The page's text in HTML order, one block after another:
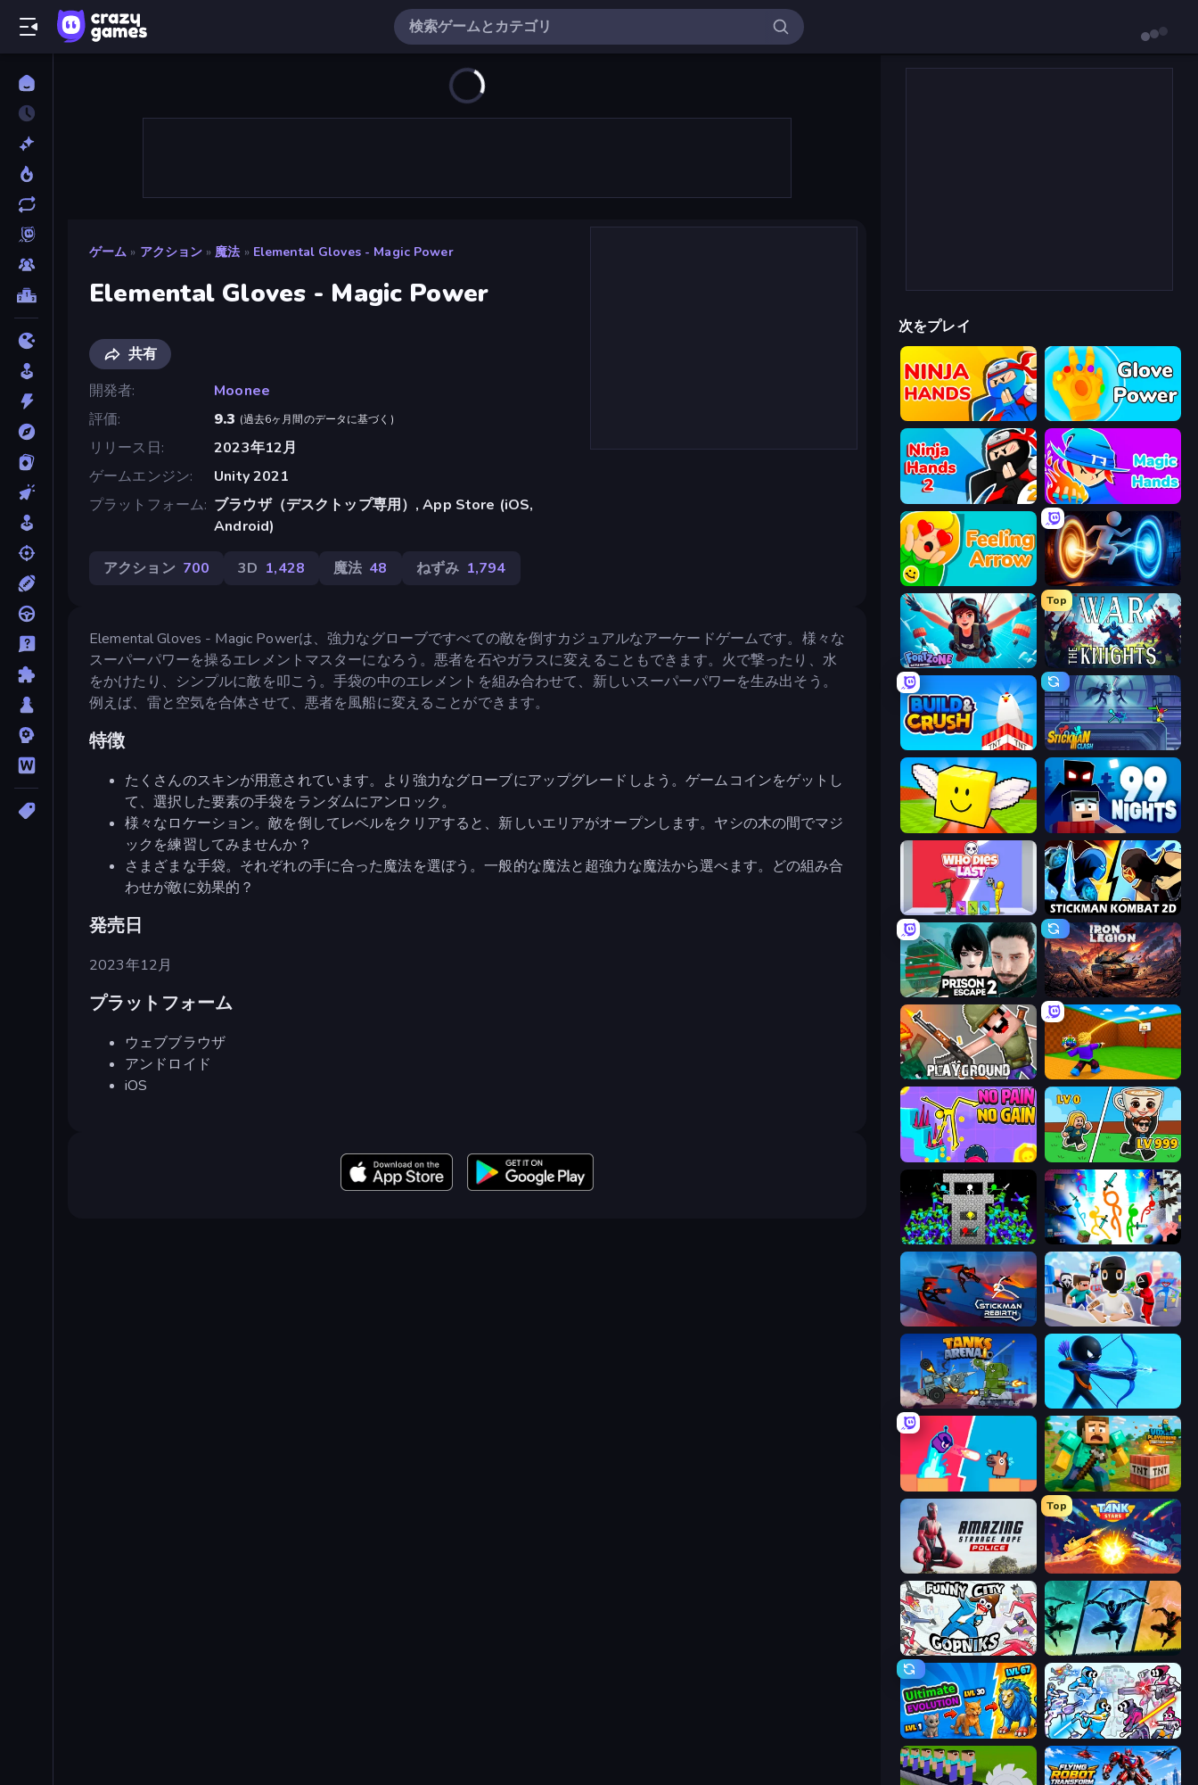
ゲーム » アクション » 魔法 » Elemental Gloves - Magic Power
Elemental Gloves - Magic Power
共有
開発者
Moonee
評価
9.3 (過去6ヶ月間のデータに基づく )
リリース日
2023年12月
ゲームエンジン
Unity 2021
プラットフォーム ブラウザ（デスクトップ専用）, App Store (iOS,
Android)
アクション 700 3D 1,428 魔法 48 ねずみ 1,794
Elemental Gloves - Magic Powerは、強力なグローブですべての敵を倒すカジュアルなアーケードゲームです。様々な
スーパーパワーを操るエレメントマスターになろう。悪者を石やガラスに変えることもできます。火で撃ったり、水
をかけたり、シンプルに敵を叩こう。手袋の中のエレメントを組み合わせて、新しいスーパーパワーを生み出そう。
例えば、雷と空気を合体させて、悪者を風船に変えることができます。
特徴
たくさんのスキンが用意されています。より強力なグローブにアップグレードしよう。ゲームコインをゲットし
て、選択した要素の手袋をランダムにアンロック。
様々なロケーション。敵を倒してレベルをクリアすると、新しいエリアがオープンします。ヤシの木の間でマジ
ックを練習してみませんか？
さまざまな手袋。それぞれの手に合った魔法を選ぼう。一般的な魔法と超強力な魔法から選べます。どの組み合
わせが敵に効果的？
発売日
2023年12月
プラットフォーム
ウェブブラウザ
アンドロイド
iOS
次をプレイ
Ninja Hands Glove Power
Ninja Hands 2 Magic Hands
Feeling Arrow Portal Escape
Fortzone Battle Royale
Top
War the Knights
Build and Crush Stickman Clash
Lucky Brainrot Blocks Online 99 Nights (Bloxd.io)
Who Dies Last? Stickman Kombat 2D
Prison Escape 2 Iron Legion
Playground Throw a Lucky Block
No Pain No Gain - Ragdoll Sandbox Brainrot Arena Online
Stick Epic Fighter Stickman Epic
Stickman Rebirth
Tanks Arena io: Craft & Combat Archers Random
Boom Slingers ReBoom Voxel Playground: Ragdoll Noob
Amazing Strange Rope Police
Top
Tank Stars
Funny City: Gopniks Shadow Ninja Revenge
Ultimate Evolution Space Wars Battleground